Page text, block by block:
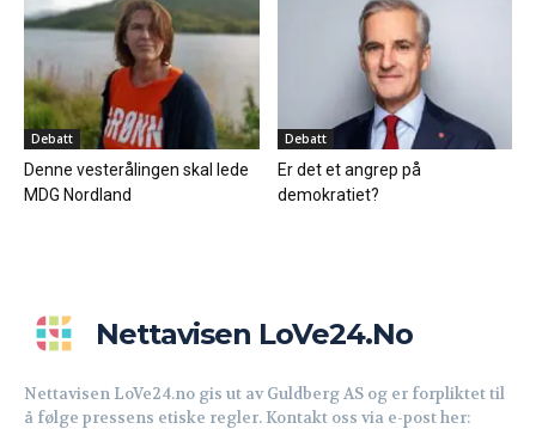
Debatt
Denne vesterålingen skal lede
MDG Nordland
Debatt
Er det et angrep på
demokratiet?
Nettavisen LoVe24.no
Nettavisen LoVe24.no gis ut av Guldberg AS og er forpliktet til
å følge pressens etiske regler. Kontakt oss via e-post her: